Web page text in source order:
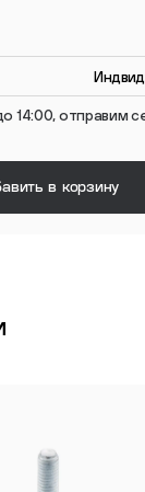
14:00, отправим
в корзину